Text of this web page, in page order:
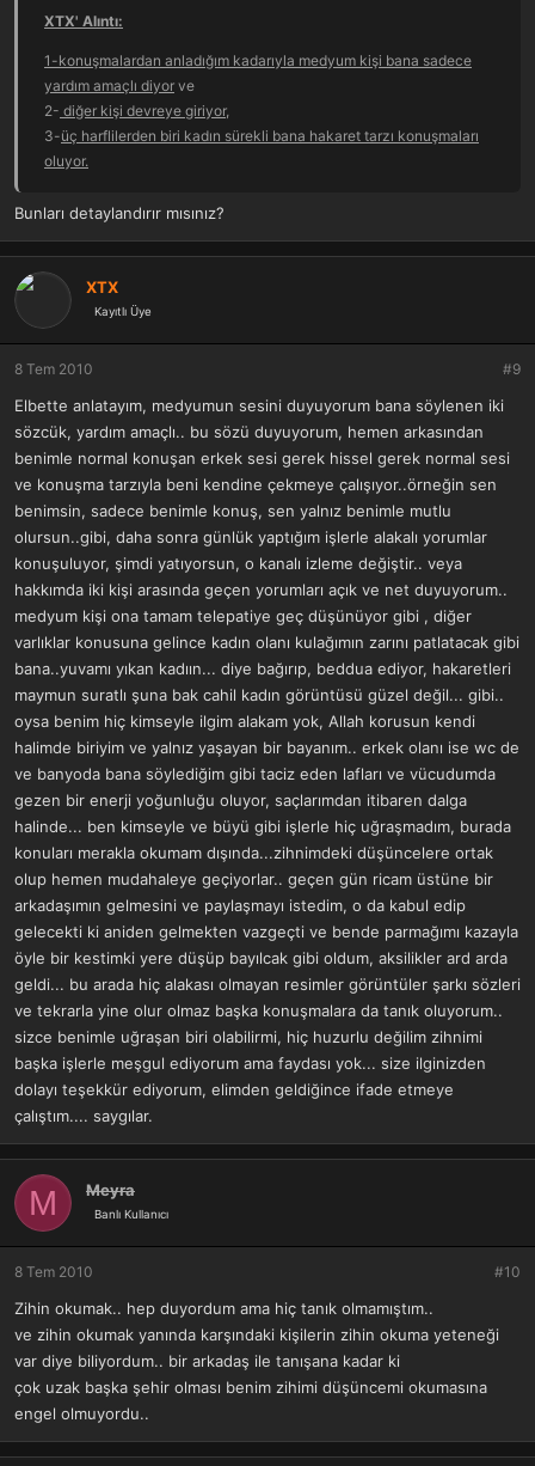
XTX' Alıntı:
1-konuşmalardan anladığım kadarıyla medyum kişi bana sadece
yardım amaçlı diyor ve
2- diğer kişi devreye giriyor,
3-üç harflilerden biri kadın sürekli bana hakaret tarzı konuşmaları
oluyor.
Bunları detaylandırır mısınız?
XTX
Kayıtlı Üye
8 Tem 2010 #9
Elbette anlatayım, medyumun sesini duyuyorum bana söylenen iki
sözcük, yardım amaçlı.. bu sözü duyuyorum, hemen arkasından
benimle normal konuşan erkek sesi gerek hissel gerek normal sesi
ve konuşma tarzıyla beni kendine çekmeye çalışıyor..örneğin sen
benimsin, sadece benimle konuş, sen yalnız benimle mutlu
olursun..gibi, daha sonra günlük yaptığım işlerle alakalı yorumlar
konuşuluyor, şimdi yatıyorsun, o kanalı izleme değiştir.. veya
hakkımda iki kişi arasında geçen yorumları açık ve net duyuyorum..
medyum kişi ona tamam telepatiye geç düşünüyor gibi , diğer
varlıklar konusuna gelince kadın olanı kulağımın zarını patlatacak gibi
bana..yuvamı yıkan kadıın... diye bağırıp, beddua ediyor, hakaretleri
maymun suratlı şuna bak cahil kadın görüntüsü güzel değil... gibi..
oysa benim hiç kimseyle ilgim alakam yok, Allah korusun kendi
halimde biriyim ve yalnız yaşayan bir bayanım.. erkek olanı ise wc de
ve banyoda bana söylediğim gibi taciz eden lafları ve vücudumda
gezen bir enerji yoğunluğu oluyor, saçlarımdan itibaren dalga
halinde... ben kimseyle ve büyü gibi işlerle hiç uğraşmadım, burada
konuları merakla okumam dışında...zihnimdeki düşüncelere ortak
olup hemen mudahaleye geçiyorlar.. geçen gün ricam üstüne bir
arkadaşımın gelmesini ve paylaşmayı istedim, o da kabul edip
gelecekti ki aniden gelmekten vazgeçti ve bende parmağımı kazayla
öyle bir kestimki yere düşüp bayılcak gibi oldum, aksilikler ard arda
geldi... bu arada hiç alakası olmayan resimler görüntüler şarkı sözleri
ve tekrarla yine olur olmaz başka konuşmalara da tanık oluyorum..
sizce benimle uğraşan biri olabilirmi, hiç huzurlu değilim zihnimi
başka işlerle meşgul ediyorum ama faydası yok... size ilginizden
dolayı teşekkür ediyorum, elimden geldiğince ifade etmeye
çalıştım.... saygılar.
M Meyra
Banlı Kullanıcı
8 Tem 2010 #10
Zihin okumak.. hep duyordum ama hiç tanık olmamıştım..
ve zihin okumak yanında karşındaki kişilerin zihin okuma yeteneği
var diye biliyordum.. bir arkadaş ile tanışana kadar ki
çok uzak başka şehir olması benim zihimi düşüncemi okumasına
engel olmuyordu..